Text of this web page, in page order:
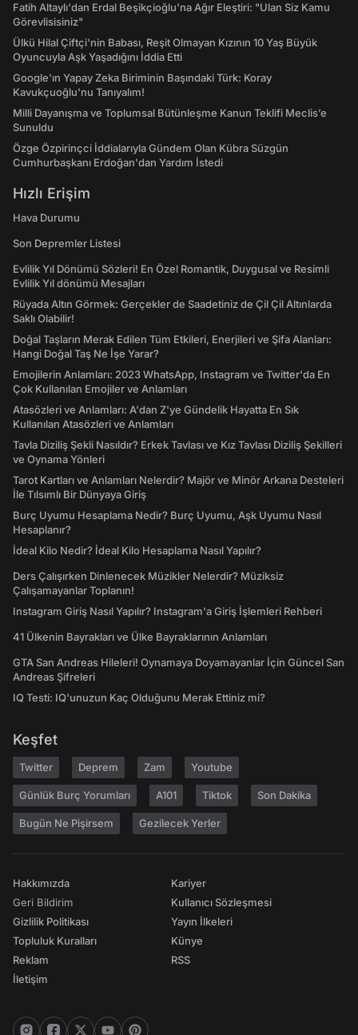
Fatih Altaylı'dan Erdal Beşikçioğlu'na Ağır Eleştiri: "Ulan Siz Kamu
Görevlisisiniz"
Ülkü Hilal Çiftçi'nin Babası, Reşit Olmayan Kızının 10 Yaş Büyük
Oyuncuyla Aşk Yaşadığını İddia Etti
Google'ın Yapay Zeka Biriminin Başındaki Türk: Koray
Kavukçuoğlu'nu Tanıyalım!
Milli Dayanışma ve Toplumsal Bütünleşme Kanun Teklifi Meclis’e
Sunuldu
Özge Özpirinçci İddialarıyla Gündem Olan Kübra Süzgün
Cumhurbaşkanı Erdoğan'dan Yardım İstedi
Hızlı Erişim
Hava Durumu
Son Depremler Listesi
Evlilik Yıl Dönümü Sözleri! En Özel Romantik, Duygusal ve Resimli
Evlilik Yıl dönümü Mesajları
Rüyada Altın Görmek: Gerçekler de Saadetiniz de Çil Çil Altınlarda
Saklı Olabilir!
Doğal Taşların Merak Edilen Tüm Etkileri, Enerjileri ve Şifa Alanları:
Hangi Doğal Taş Ne İşe Yarar?
Emojilerin Anlamları: 2023 WhatsApp, Instagram ve Twitter'da En
Çok Kullanılan Emojiler ve Anlamları
Atasözleri ve Anlamları: A'dan Z'ye Gündelik Hayatta En Sık
Kullanılan Atasözleri ve Anlamları
Tavla Diziliş Şekli Nasıldır? Erkek Tavlası ve Kız Tavlası Diziliş Şekilleri
ve Oynama Yönleri
Tarot Kartları ve Anlamları Nelerdir? Majör ve Minör Arkana Desteleri
İle Tılsımlı Bir Dünyaya Giriş
Burç Uyumu Hesaplama Nedir? Burç Uyumu, Aşk Uyumu Nasıl
Hesaplanır?
İdeal Kilo Nedir? İdeal Kilo Hesaplama Nasıl Yapılır?
Ders Çalışırken Dinlenecek Müzikler Nelerdir? Müziksiz
Çalışamayanlar Toplanın!
Instagram Giriş Nasıl Yapılır? Instagram'a Giriş İşlemleri Rehberi
41 Ülkenin Bayrakları ve Ülke Bayraklarının Anlamları
GTA San Andreas Hileleri! Oynamaya Doyamayanlar İçin Güncel San
Andreas Şifreleri
IQ Testi: IQ'unuzun Kaç Olduğunu Merak Ettiniz mi?
Keşfet
Twitter Deprem Zam Youtube
Günlük Burç Yorumları A101 Tiktok Son Dakika
Bugün Ne Pişirsem Gezilecek Yerler
Hakkımızda
Geri Bildirim
Gizlilik Politikası
Topluluk Kuralları
Reklam
İletişim
Kariyer
Kullanıcı Sözleşmesi
Yayın İlkeleri
Künye
RSS